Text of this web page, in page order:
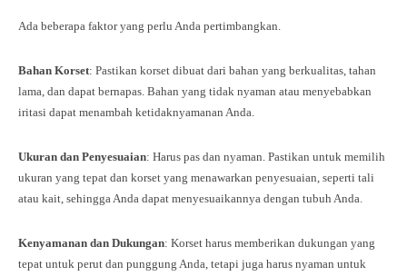
Ada beberapa faktor yang perlu Anda pertimbangkan.
Bahan Korset: Pastikan korset dibuat dari bahan yang berkualitas, tahan
lama, dan dapat bernapas. Bahan yang tidak nyaman atau menyebabkan
iritasi dapat menambah ketidaknyamanan Anda.
Ukuran dan Penyesuaian: Harus pas dan nyaman. Pastikan untuk memilih
ukuran yang tepat dan korset yang menawarkan penyesuaian, seperti tali
atau kait, sehingga Anda dapat menyesuaikannya dengan tubuh Anda.
Kenyamanan dan Dukungan: Korset harus memberikan dukungan yang
tepat untuk perut dan punggung Anda, tetapi juga harus nyaman untuk